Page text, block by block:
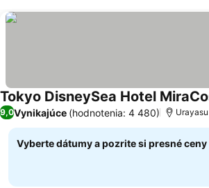
Tokyo DisneySea Hotel
9,0Vynikajúce (hodnotenia: 4 480) Urayasu
Vyberte dátumy a pozrite si presné ceny